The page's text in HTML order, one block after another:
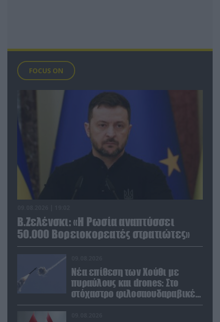
FOCUS ON
Β.Ζελένσκι: «Η Ρωσία αναπτύσσει
50.000 Βορειοκορεατές στρατιώτες»
Νέα επίθεση των Χούθι με
πυραύλους και drones: Στο
στόχαστρο φιλοσαουδαραβικές
δυνάμεις και εγκαταστάσεις